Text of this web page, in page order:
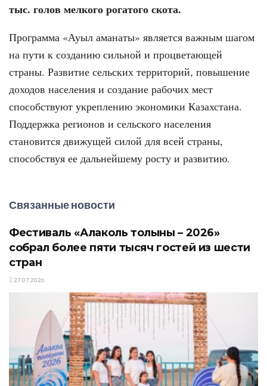
тыс. голов мелкого рогатого скота.
Программа «Ауыл аманаты» является важным шагом
на пути к созданию сильной и процветающей
страны. Развитие сельских территорий, повышение
доходов населения и создание рабочих мест
способствуют укреплению экономики Казахстана.
Поддержка регионов и сельского населения
становится движущей силой для всей страны,
способствуя ее дальнейшему росту и развитию.
Связанные новости
Фестиваль «Алаколь толқыны – 2026»
собрал более пяти тысяч гостей из шести
стран
27.07.2026